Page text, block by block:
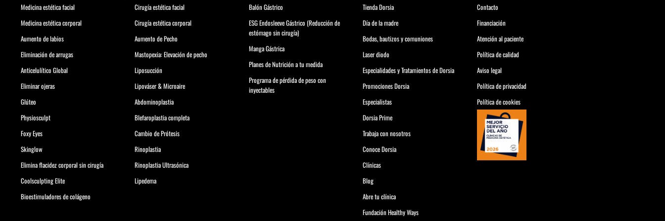
Medicina estética facial
Medicina estética corporal
Aumento de labios
Eliminación de arrugas
Anticelulítico Global
Eliminar ojeras
Glúteo
Physiosculpt
Foxy Eyes
Skinglow
Elimina flacidez corporal sin cirugía
Coolsculpting Elite
Bioestimuladores de colágeno
Cirugía estética facial
Cirugía estética corporal
Aumento de Pecho
Mastopexia: Elevación de pecho
Liposucción
Lipováser & Microaire
Abdominoplastia
Blefaroplastia completa
Cambio de Prótesis
Rinoplastia
Rinoplastia Ultrasónica
Lipedema
Balón Gástrico
ESG Endosleeve Gástrico (Reducción de
estómago sin cirugía)
Manga Gástrica
Planes de Nutrición a tu medida
Programa de pérdida de peso con
inyectables
Tienda Dorsia
Día de la madre
Bodas, bautizos y comuniones
Laser diodo
Especialidades y Tratamientos de Dorsia
Promociones Dorsia
Especialistas
Dorsia Prime
Trabaja con nosotros
Conoce Dorsia
Clínicas
Blog
Abre tu clínica
Fundación Healthy Ways
Contacto
Financiación
Atención al paciente
Política de calidad
Aviso legal
Política de privacidad
Política de cookies